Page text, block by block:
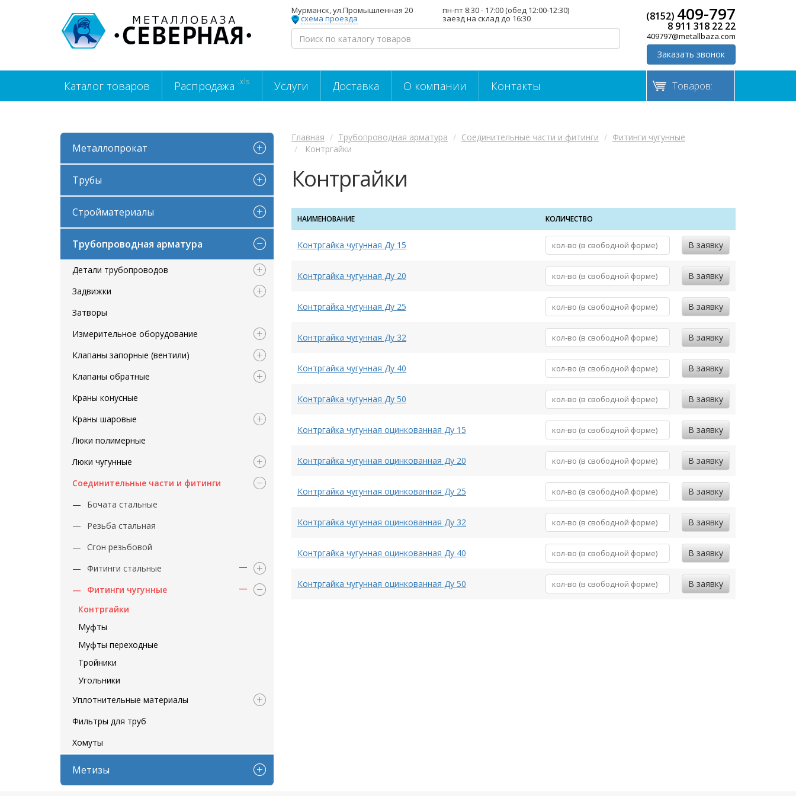
(8152) 409-797
8 911 318 22 22
409797@metallbaza.com
Заказать звонок
Мурманск, ул.Промышленная 20
схема проезда
пн-пт 8:30 - 17:00 (обед 12:00-12:30)
заезд на склад до 16:30
Каталог товаров Распродажа .xls Услуги Доставка О компании Контакты Товаров:
Металлопрокат
Трубы
Стройматериалы
Трубопроводная арматура
Детали трубопроводов
Задвижки
Затворы
Измерительное оборудование
Клапаны запорные (вентили)
Клапаны обратные
Краны конусные
Краны шаровые
Люки полимерные
Люки чугунные
Соединительные части и фитинги
Бочата стальные
Резьба стальная
Сгон резьбовой
Фитинги стальные
Фитинги чугунные
Контргайки
Муфты
Муфты переходные
Тройники
Угольники
Уплотнительные материалы
Фильтры для труб
Хомуты
Метизы
Главная Трубопроводная арматура Соединительные части и фитинги
Фитинги чугунные
Контргайки
Контргайки
НАИМЕНОВАНИЕ КОЛИЧЕСТВО
Контргайка чугунная Ду 15
Контргайка чугунная Ду 20
Контргайка чугунная Ду 25
Контргайка чугунная Ду 32
Контргайка чугунная Ду 40
Контргайка чугунная Ду 50
Контргайка чугунная оцинкованная Ду 15
Контргайка чугунная оцинкованная Ду 20
Контргайка чугунная оцинкованная Ду 25
Контргайка чугунная оцинкованная Ду 32
Контргайка чугунная оцинкованная Ду 40
Контргайка чугунная оцинкованная Ду 50